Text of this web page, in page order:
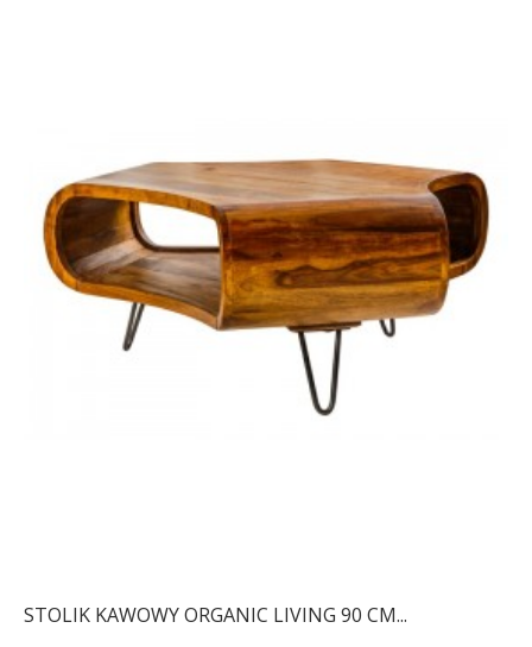
STOLIK KAWOWY ORGANIC LIVING 90 CM...